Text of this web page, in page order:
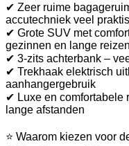
✔ Zeer ruime
accutechniek veel
✔ Grote SUV met
gezinnen en lange reizen
✔ 3-zits achterbank –
✔ Trekhaak elektrisch
aanhangergebruik
✔ Luxe en comfortabele
lange afstanden
⭐ Waarom kiezen voor